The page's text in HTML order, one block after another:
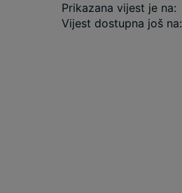
Prikazana vijest je na:
Vijest dostupna još na: